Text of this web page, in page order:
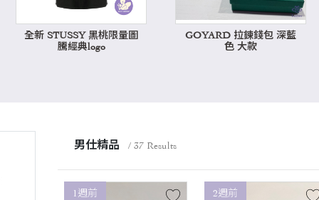
全新 STUSSY 黑桃限量圖
騰經典logo
GOYARD 拉鍊錢包 深藍
色 大款
男仕精品 / 37 Results
1週前 2週前